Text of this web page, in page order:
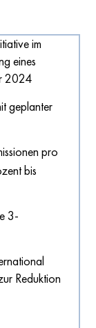
im
eines
2024
geplanter
pro
bis
3-
Reduktion